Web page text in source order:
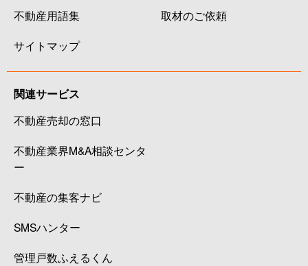
不動産用語集
サイトマップ
取材のご依頼
関連サービス
不動産売却の窓口
不動産業界M&A相談センタ
ー
不動産の集客ナビ
SMSハンター
管理戸数ふえるくん